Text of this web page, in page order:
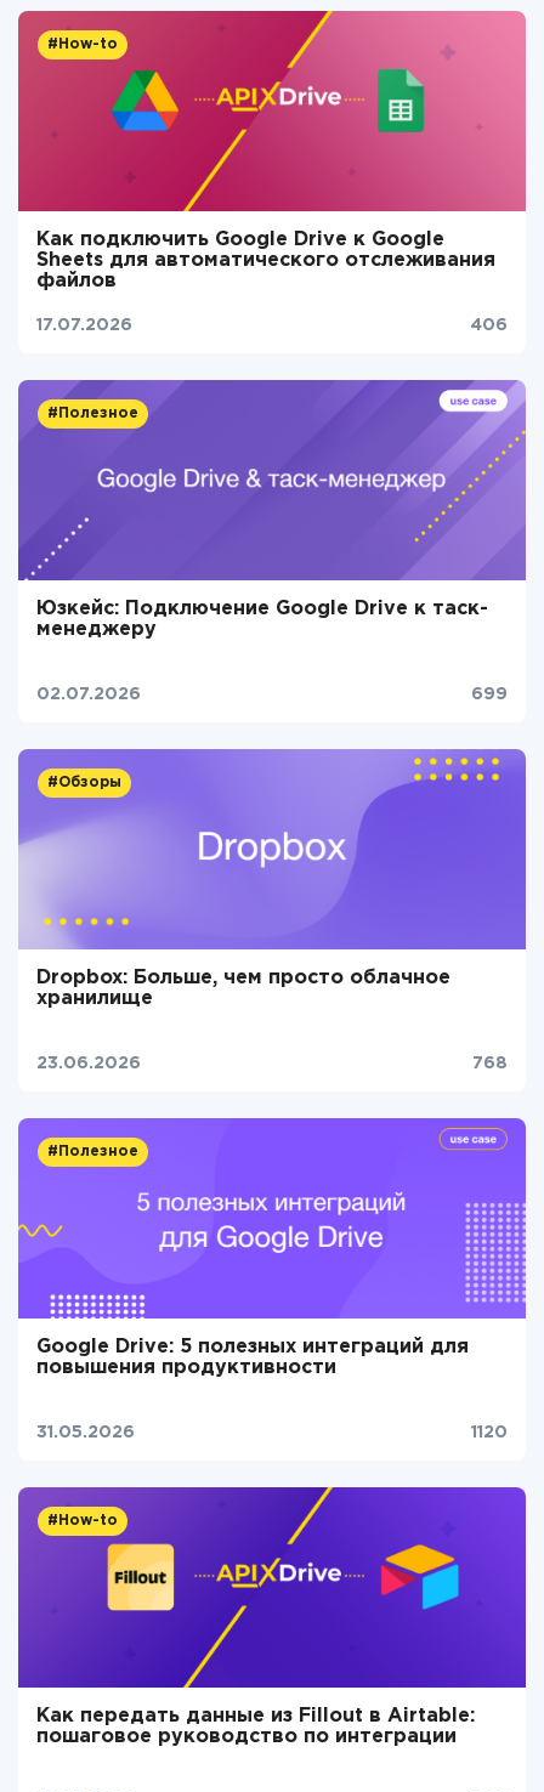
#How-to
Как подключить Google Drive к Google
Sheets для автоматического отслеживания
файлов
17.07.2026 406
#Полезное
Юзкейс: Подключение Google Drive к таск-
менеджеру
02.07.2026 699
#Обзоры
Dropbox: Больше, чем просто облачное
хранилище
23.06.2026 768
#Полезное
Google Drive: 5 полезных интеграций для
повышения продуктивности
31.05.2026 1120
#How-to
Как передать данные из Fillout в Airtable:
пошаговое руководство по интеграции